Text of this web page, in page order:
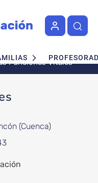
Funciones Vitales
(Cuenca)